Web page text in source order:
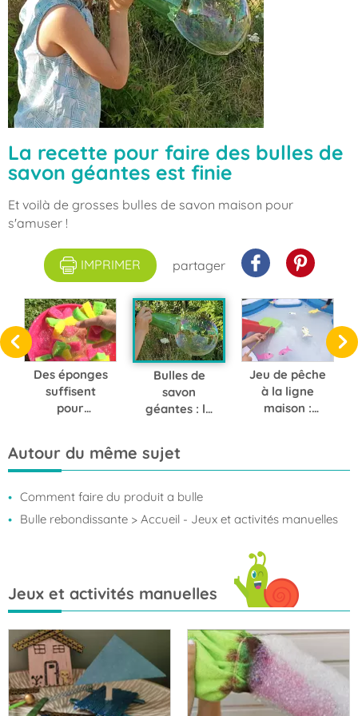
La recette pour faire des bulles de
savon géantes est finie
Et voilà de grosses bulles de savon maison pour
s'amuser !
IMPRIMER partager
Des éponges
suffisent
pour
à eau
colorées et
rafraîchissan
Bulles de
savon
géantes : la
bluffe petits
et grands
Jeu de pêche
à la ligne
maison :
facilement
Autour du même sujet
Comment faire du produit a bulle
Bulle rebondissante > Accueil - Jeux et activités manuelles
Jeux et activités manuelles